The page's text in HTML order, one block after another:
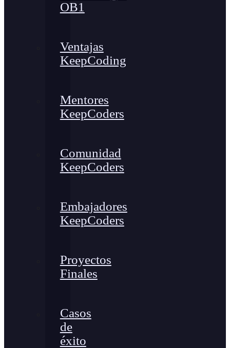
OB1
Ventajas
KeepCoding
Mentores
KeepCoders
Comunidad
KeepCoders
Embajadores
KeepCoders
Proyectos
Finales
Casos
de
éxito